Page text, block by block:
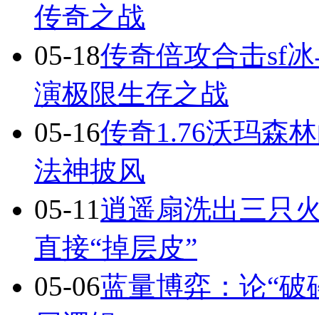
传奇之战
05-18传奇倍攻合击sf
演极限生存之战
05-16传奇1.76沃玛森
法神披风
05-11逍遥扇洗出三只
直接“掉层皮”
05-06蓝量博弈：论“破